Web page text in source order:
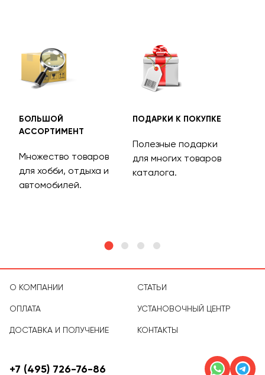
БОЛЬШОЙ
АССОРТИМЕНТ
Множество товаров
для хобби, отдыха и
автомобилей.
ПОДАРКИ К ПОКУПКЕ
Полезные подарки
для многих товаров
каталога.
О КОМПАНИИ
ОПЛАТА
ДОСТАВКА И ПОЛУЧЕНИЕ
СТАТЬИ
УСТАНОВОЧНЫЙ ЦЕНТР
КОНТАКТЫ
+7 (495) 726-76-86